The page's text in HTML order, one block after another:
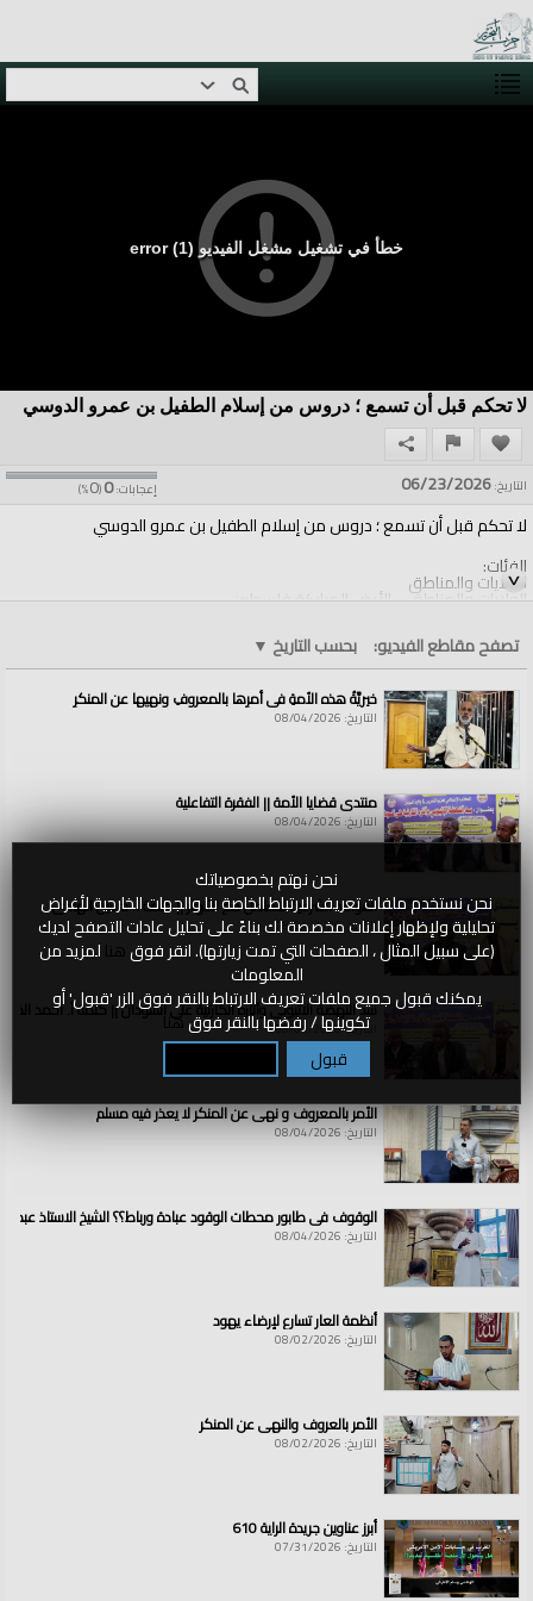
نحن نهتم بخصوصياتك
نحن نستخدم ملفات تعريف الارتباط الخاصة بنا والجهات الخارجية لأغراض
تحليلية ولإظهار إعلانات مخصصة لك بناءً على تحليل عادات التصفح لديك
(على سبيل المثال ، الصفحات التي تمت زيارتها). انقر فوق لمزيد من
المعلومات
يمكنك قبول جميع ملفات تعريف الارتباط بالنقر فوق الزر 'قبول' أو
تكوينها / رفضها بالنقر فوق
قبول
خطأ في تشغيل مشغل الفيديو (1) error
لا تحكم قبل أن تسمع ؛ دروس من إسلام الطفيل بن عمرو الدوسي
إعجابات:0
(
0
%) التاريخ:06/23/2026
لا تحكم قبل أن تسمع ؛ دروس من إسلام الطفيل بن عمرو الدوسي
الفئات:
الولايات والمناطق
الولايات والمناطق»الأرض المباركة فلسطين
قنوات:
الولايات والمناطق
تصفح مقاطع الفيديو: بحسب التاريخ ▼
خيريَّةُ هذه الأمةِ في أمرِها بالمعروفِ ونهيِها عن المنكرِ
التاريخ: 08/04/2026
منتدى قضايا الأمة || الفقرة التفاعلية
التاريخ: 08/04/2026
القواعد الشرعية للتعامل مع الأنهار || كلمة أ. حسين الهادي
التاريخ: 08/04/2026
سد النهضة الاثيوبي وآثاره الكارثية على السودان || كلمة أ. أحمد
التاريخ: 08/04/2026
الأمر بالمعروف و نهي عن المنكر لا يعذر فيه مسلم
التاريخ: 08/04/2026
الوقوف في طابور محطات الوقود عبادة ورباط؟؟ الشيخ الاستاذ عبد
التاريخ: 08/04/2026
أنظمة العار تسارع لإرضاء يهود
التاريخ: 08/02/2026
الأمر بالعروف والنهي عن المنكر
التاريخ: 08/02/2026
أبرز عناوين جريدة الراية 610
التاريخ: 07/31/2026